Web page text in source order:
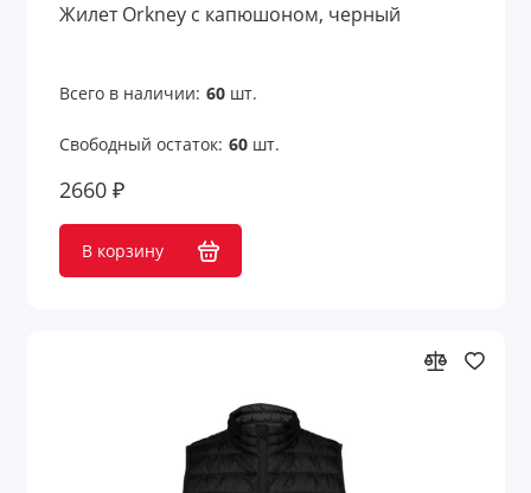
Жилет Orkney с капюшоном, черный
Всего в наличии: 60шт.
Свободный остаток: 60шт.
2660 ₽
В корзину